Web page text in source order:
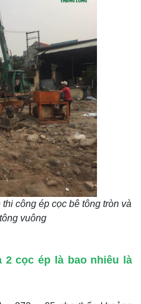
công ép cọc bê tông tròn và
vuông
cọc ép là bao nhiêu là